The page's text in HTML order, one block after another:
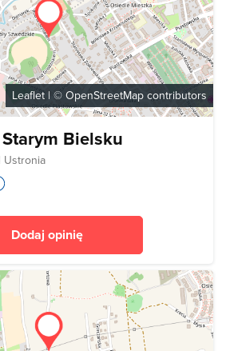
Leaflet | © OpenStreetMap contributors
Bielsku
Ustronia
Dodaj opinię